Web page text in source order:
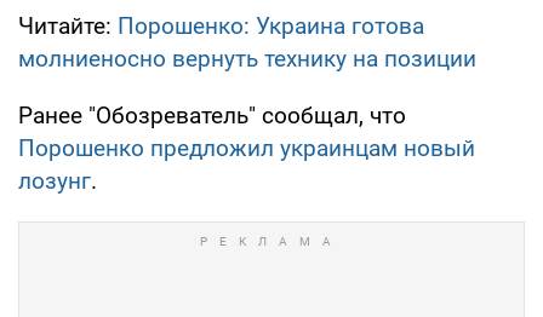
Читайте: Порошенко: Украина готова
молниеносно вернуть технику на позиции
Ранее "Обозреватель" сообщал, что
Порошенко предложил украинцам новый
лозунг.